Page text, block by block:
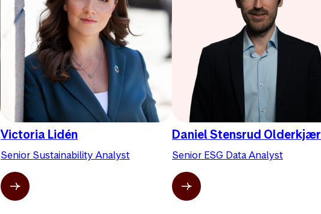
Victoria Lidén
Senior Sustainability Analyst
Daniel Stensrud Olderkjær
Senior ESG Data Analyst